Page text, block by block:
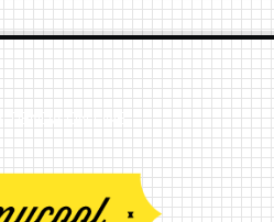
TIENDA ON LINE